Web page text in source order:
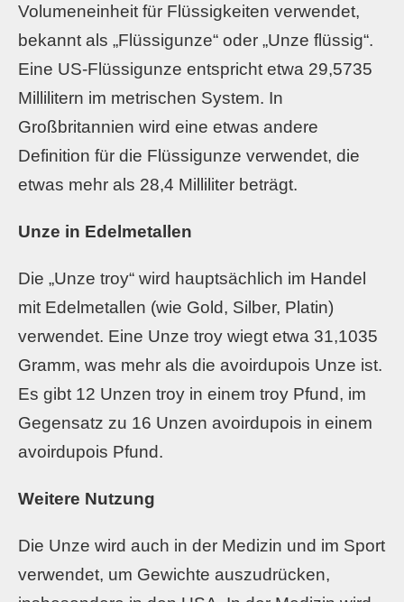
Volumeneinheit für Flüssigkeiten verwendet,
bekannt als „Flüssigunze“ oder „Unze flüssig“.
Eine US-Flüssigunze entspricht etwa 29,5735
Millilitern im metrischen System. In
Großbritannien wird eine etwas andere
Definition für die Flüssigunze verwendet, die
etwas mehr als 28,4 Milliliter beträgt.
Unze in Edelmetallen
Die „Unze troy“ wird hauptsächlich im Handel
mit Edelmetallen (wie Gold, Silber, Platin)
verwendet. Eine Unze troy wiegt etwa 31,1035
Gramm, was mehr als die avoirdupois Unze ist.
Es gibt 12 Unzen troy in einem troy Pfund, im
Gegensatz zu 16 Unzen avoirdupois in einem
avoirdupois Pfund.
Weitere Nutzung
Die Unze wird auch in der Medizin und im Sport
verwendet, um Gewichte auszudrücken,